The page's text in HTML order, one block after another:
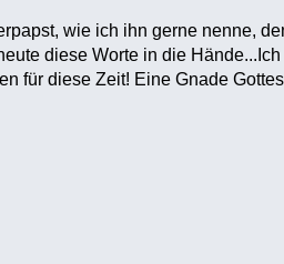
wie ich ihn gerne nenne,
diese Worte in die
für diese Zeit! Eine Gnade